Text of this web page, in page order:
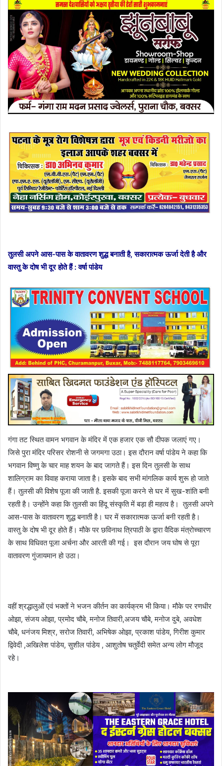
तुलसी अपने आस-पास के वातावरण शुद्ध बनाती है, सकारात्मक ऊर्जा देती है और
वास्तु के दोष भी दूर होते हैं : वर्षा पांडेय
गंगा तट स्थित वामन भगवान के मंदिर में एक हजार एक सौ दीपक जलाएं गए।
जिसे पुरा मंदिर परिसर रोशनी से जगमगा उठा। इस दौरान वर्षा पांडेय ने कहा कि
भगवान विष्णु के चार माह शयन के बाद जागते हैं। इस दिन तुलसी के साथ
शालिग्राम का विवाह कराया जाता है। इसके बाद सभी मांगलिक कार्य शुरू हो जाते
हैं। तुलसी की विशेष पूजा की जाती है. इसकी पूजा करने से घर में सुख-शांति बनी
रहती है। उन्होंने कहा कि तुलसी का हिंदू संस्कृति में बड़ा ही महत्व है। तुलसी अपने
आस-पास के वातावरण शुद्ध बनाती है। घर में सकारात्मक ऊर्जा बनी रहती है।
वास्तु के दोष भी दूर होते हैं। मौके पर छविनाथ त्रिपाठी के द्वारा वैदिक मंत्रोच्चारण
के साथ विधिवत पूजा अर्चना और आरती की गई। इस दौरान जय घोष से पूरा
वातावरण गुंजायमान हो उठा।
वहीं श्रद्धालुओं एवं भक्तों ने भजन कीर्तन का कार्यक्रम भी किया। मौके पर रणधीर
ओझा, संजय ओझा, प्रमोद चौबे, मनोज तिवारी,अजय चौबे, मनोज दुबे, अवधेश
चौबे, धनंजय मिश्र, सरोज तिवारी, अभिषेक ओझा, प्रकाश पांडेय, गिरीश कुमार
द्विवेदी ,अखिलेश पांडेय, सुशील पांडेय , आशुतोष चतुर्वेदी समेत अन्य लोग मौजूद
रहे।